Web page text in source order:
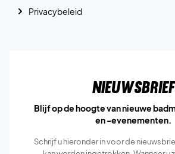
Privacybeleid
Nieuwsbrief
Blijf op de hoogte van nieuwe
en -evenementen.
Schrijf u hieronder in voor de